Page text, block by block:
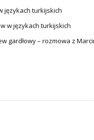
językach turkijskich
w językach turkijskich
gardłowy – rozmowa z